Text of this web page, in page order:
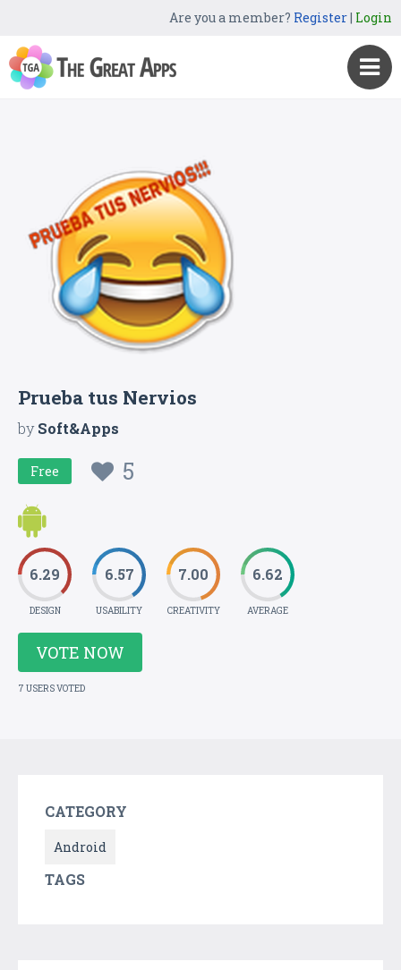
Are you a member? Register| Login
Prueba tus Nervios
bySoft&Apps
Free 5
6.29
DESIGN
6.57
USABILITY
7.00
CREATIVITY
6.62
AVERAGE
VOTE NOW
7 USERS VOTED
CATEGORY
Android
TAGS